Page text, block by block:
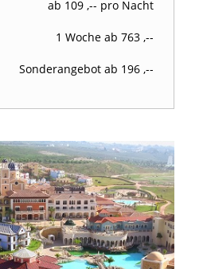
ab 109 ,-- pro Nacht
1 Woche ab 763 ,--
Sonderangebot ab 196 ,--